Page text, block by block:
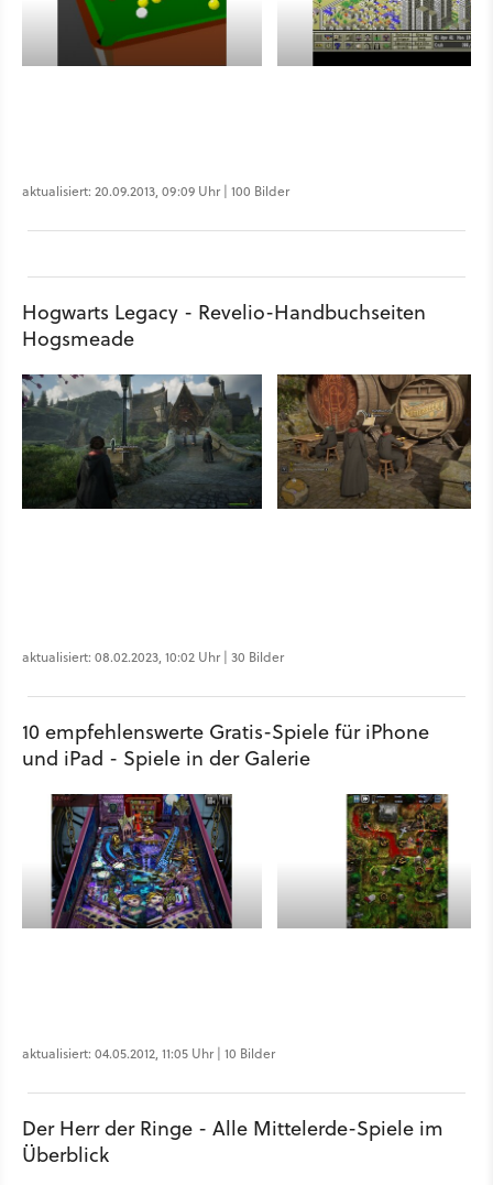
aktualisiert: 20.09.2013, 09:09 Uhr | 100 Bilder
Hogwarts Legacy - Revelio-Handbuchseiten
Hogsmeade
aktualisiert: 08.02.2023, 10:02 Uhr | 30 Bilder
10 empfehlenswerte Gratis-Spiele für iPhone
und iPad - Spiele in der Galerie
aktualisiert: 04.05.2012, 11:05 Uhr | 10 Bilder
Der Herr der Ringe - Alle Mittelerde-Spiele im
Überblick